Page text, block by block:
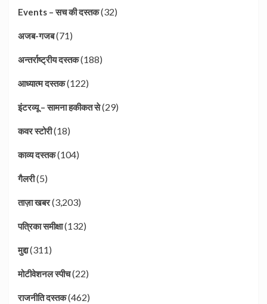
Events – सच की दस्तक(32)
अजब-गजब(71)
अन्तर्राष्ट्रीय दस्तक(188)
आध्यात्म दस्तक(122)
इंटरव्यू – सामना हकीकत से(29)
कवर स्टोरी(18)
काव्य दस्तक(104)
गैलरी(5)
ताज़ा खबर(3,203)
पत्रिका समीक्षा(132)
मुद्दा(311)
मोटीवेशनल स्पीच(22)
राजनीति दस्तक(462)